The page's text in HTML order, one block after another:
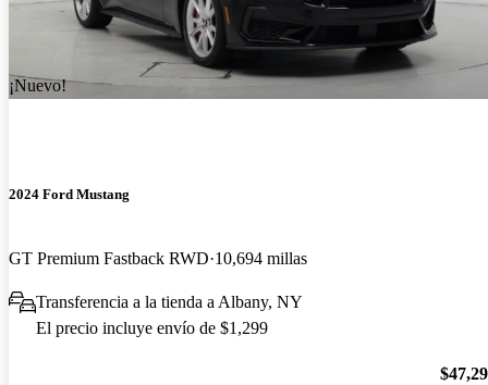
¡Nuevo!
2024 Ford Mustang
GT Premium Fastback RWD 10,694 millas
Transferencia a la tienda a Albany, NY
El precio incluye envío de $1,299